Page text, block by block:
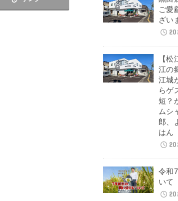
ご愛
ざい
【
江の
江城
らゲ
短？
ムシ
郎、
はん
令和
いて